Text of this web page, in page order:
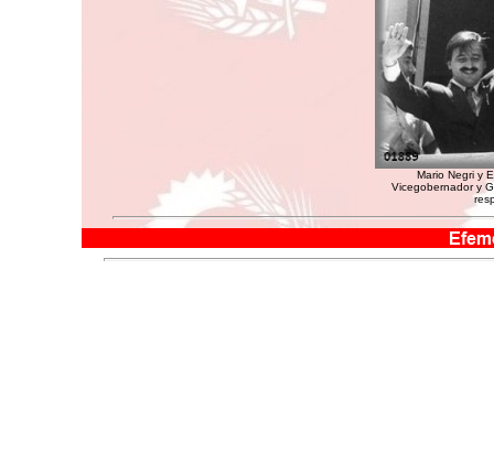
Mario Negri y
Vicegobernador y